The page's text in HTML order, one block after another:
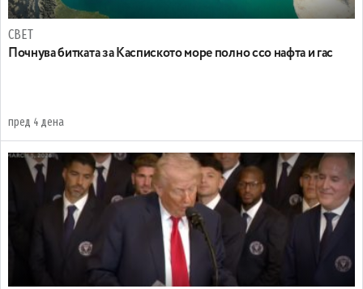
СВЕТ
Почнува битката за Каспиското море полно ссо нафта и гас
пред 4 дена